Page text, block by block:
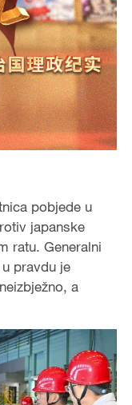
pobjede u
japanske
ratu. Generalni
pravdu je
a